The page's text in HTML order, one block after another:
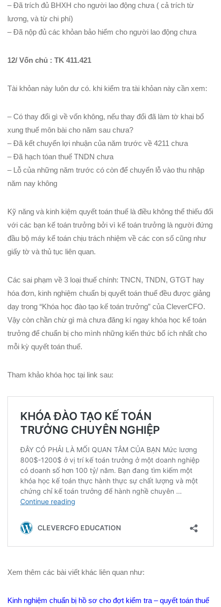
– Đã trích đủ BHXH cho người lao động chưa ( cả trích từ
lương, và từ chi phí)
– Đã nộp đủ các khỏan bảo hiểm cho người lao động chưa
12/ Vốn chủ : TK 411.421
Tài khỏan này luôn dư có. khi kiểm tra tài khỏan này cần xem:
– Có thay đổi gì về vốn không, nếu thay đổi đã làm tờ khai bổ
xung thuế môn bài cho năm sau chưa?
– Đã kết chuyển lợi nhuận của năm trước về 4211 chưa
– Đã hạch tóan thuế TNDN chưa
– Lỗ của những năm trước có còn để chuyển lỗ vào thu nhập
năm nay không
Kỹ năng và kinh kiệm quyết toán thuế là điều không thể thiếu đối
với các bạn kế toán trưởng bởi vì kế toán trưởng là người đứng
đầu bộ máy kế toán chịu trách nhiệm về các con số cũng như
giấy tờ và thủ tục liên quan.
Các sai phạm về 3 loại thuế chính: TNCN, TNDN, GTGT hay
hóa đơn, kinh nghiệm chuẩn bị quyết toán thuế đều được giảng
dạy trong “Khóa học đào tạo kế toán trưởng” của CleverCFO.
Vậy còn chần chừ gì mà chưa đăng kí ngay khóa học kế toán
trưởng để chuẩn bị cho mình những kiến thức bổ ích nhất cho
mỗi kỳ quyết toán thuế.
Tham khảo khóa học tại link sau:
Xem thêm các bài viết khác liên quan như:
Kinh nghiệm chuẩn bị hồ sơ cho đợt kiểm tra – quyết toán thuế